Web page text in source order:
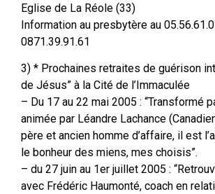
Eglise de La Réole (33)
Information au presbytère au
0871.39.91.61
3) * Prochaines retraites de guérison
de Jésus” à la Cité de l’Immaculée
– Du 17 au 22 mai 2005 : “Transformé
animée par Léandre Lachance
père et ancien homme d’affaire, il est
le bonheur des miens, mes choisis”.
– du 27 juin au 1er juillet 2005 :
avec Frédéric Haumonté, coach en